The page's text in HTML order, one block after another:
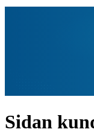
Sidan